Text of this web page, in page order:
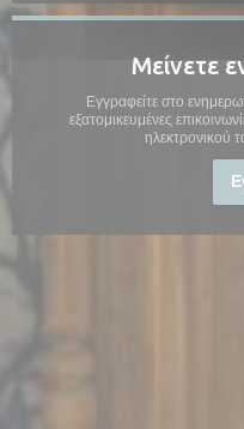
Μείνετε
Εγγραφείτε στο
εξατομικευμένες
ηλεκτρονικού